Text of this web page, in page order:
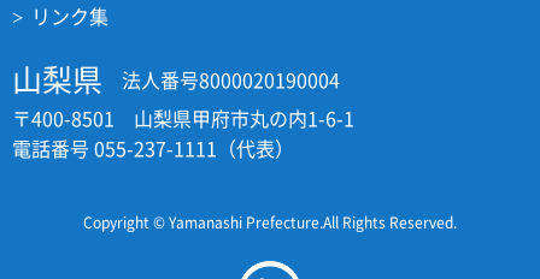
リンク集
山梨県
法人番号8000020190004
〒400-8501 山梨県甲府市丸の内1-6-1
電話番号 055-237-1111（代表）
Copyright © Yamanashi Prefecture.All Rights Reserved.